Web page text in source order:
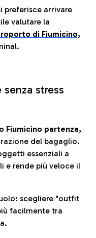
preferisce arrivare
valutare la
di Fiumicino,
stress
Fiumicino partenza,
del bagaglio.
essenziali a
e rende più veloce il
scegliere "outfit
facilmente tra